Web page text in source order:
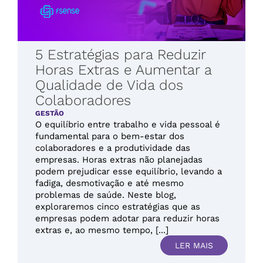
5 Estratégias para Reduzir
Horas Extras e Aumentar a
Qualidade de Vida dos
Colaboradores
GESTÃO
O equilíbrio entre trabalho e vida pessoal é
fundamental para o bem-estar dos
colaboradores e a produtividade das
empresas. Horas extras não planejadas
podem prejudicar esse equilíbrio, levando a
fadiga, desmotivação e até mesmo
problemas de saúde. Neste blog,
exploraremos cinco estratégias que as
empresas podem adotar para reduzir horas
extras e, ao mesmo tempo, [...]
LER MAIS